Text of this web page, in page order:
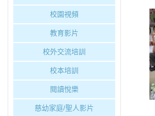
校園視頻
教育影片
校外交流培訓
校本培訓
閱讀悅樂
慈幼家庭/聖人影片